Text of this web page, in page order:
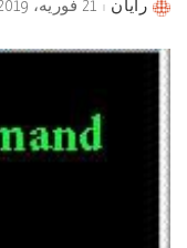
Postedرایان 21 فوریه، 2019